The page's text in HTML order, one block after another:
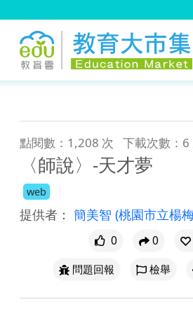
點閱數：1,208 次 下載次數：6
〈師說〉-天才夢
web
提供者： 簡美智 (桃園市立楊
0 0
問題回報
檢舉